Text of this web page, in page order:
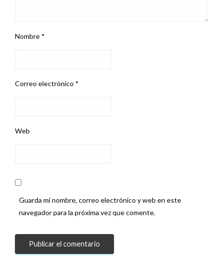
Nombre *
Correo electrónico *
Web
Guarda mi nombre, correo electrónico y web en este
navegador para la próxima vez que comente.